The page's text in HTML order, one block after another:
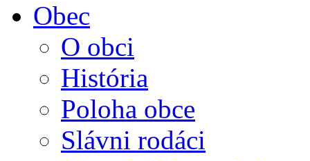
Obec
O obci
História
Poloha obce
Slávni rodáci